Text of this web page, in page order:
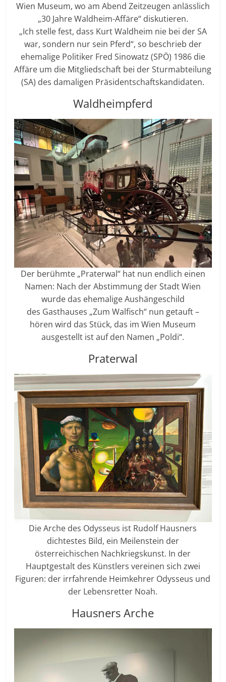
Wien Museum, wo am Abend Zeitzeugen anlässlich
„30 Jahre Waldheim-Affäre“ diskutieren.
„Ich stelle fest, dass Kurt Waldheim nie bei der SA
war, sondern nur sein Pferd“, so beschrieb der
ehemalige Politiker Fred Sinowatz (SPÖ) 1986 die
Affäre um die Mitgliedschaft bei der Sturmabteilung
(SA) des damaligen Präsidentschaftskandidaten.
Waldheimpferd
Der berühmte „Praterwal“ hat nun endlich einen
Namen: Nach der Abstimmung der Stadt Wien
wurde das ehemalige Aushängeschild
des Gasthauses „Zum Walfisch“ nun getauft –
hören wird das Stück, das im Wien Museum
ausgestellt ist auf den Namen „Poldi“.
Praterwal
Die Arche des Odysseus ist Rudolf Hausners
dichtestes Bild, ein Meilenstein der
österreichischen Nachkriegskunst. In der
Hauptgestalt des Künstlers vereinen sich zwei
Figuren: der irrfahrende Heimkehrer Odysseus und
der Lebensretter Noah.
Hausners Arche